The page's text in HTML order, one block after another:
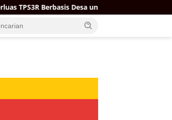
Berbasis Desa untuk Kurangi Sampah di